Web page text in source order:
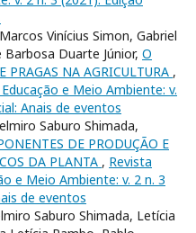
Vinícius Simon, Gabriel
Barbosa Duarte Júnior, O
PRAGAS NA AGRICULTURA ,
e Meio Ambiente: v.
Anais de eventos
Saburo Shimada,
DE PRODUÇÃO E
DA PLANTA , Revista
e Meio Ambiente: v. 2 n. 3
de eventos
Saburo Shimada, Letícia